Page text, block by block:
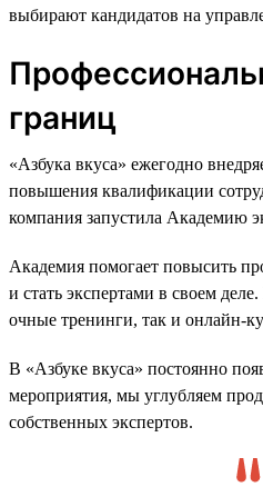
выбирают кандидатов на
границ
«Азбука вкуса» ежегодно
повышения квалификации
компания запустила Академию
Академия помогает повысить
и стать экспертами в своем
очные тренинги, так и онлайн-
В «Азбуке вкуса» постоянно
мероприятия, мы углубляем
собственных экспертов.